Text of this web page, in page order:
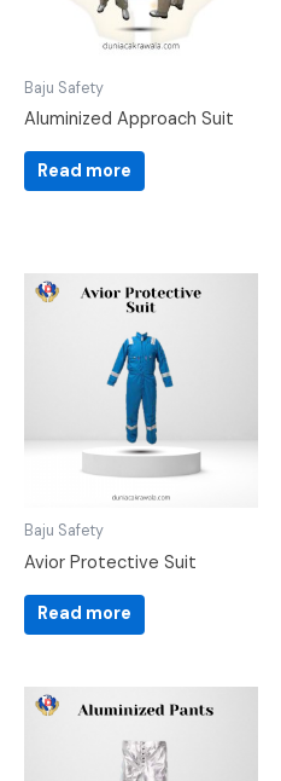
Baju Safety
Aluminized Approach Suit
Read more
Baju Safety
Avior Protective Suit
Read more